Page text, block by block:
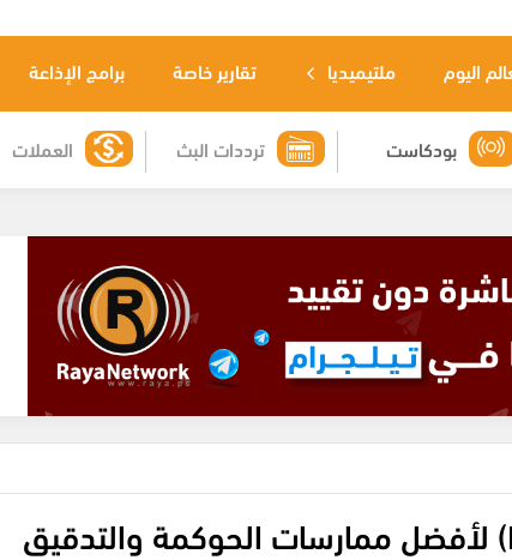
اليوم ملتيميديا تقارير خاصة برامج الإذاعة
العملات ترددات البث بودكاست
إنجاز تاريخي: "جوال" تحصد جائزة (LIPA) لأفضل ممارسات الحوكمة والتدقيق